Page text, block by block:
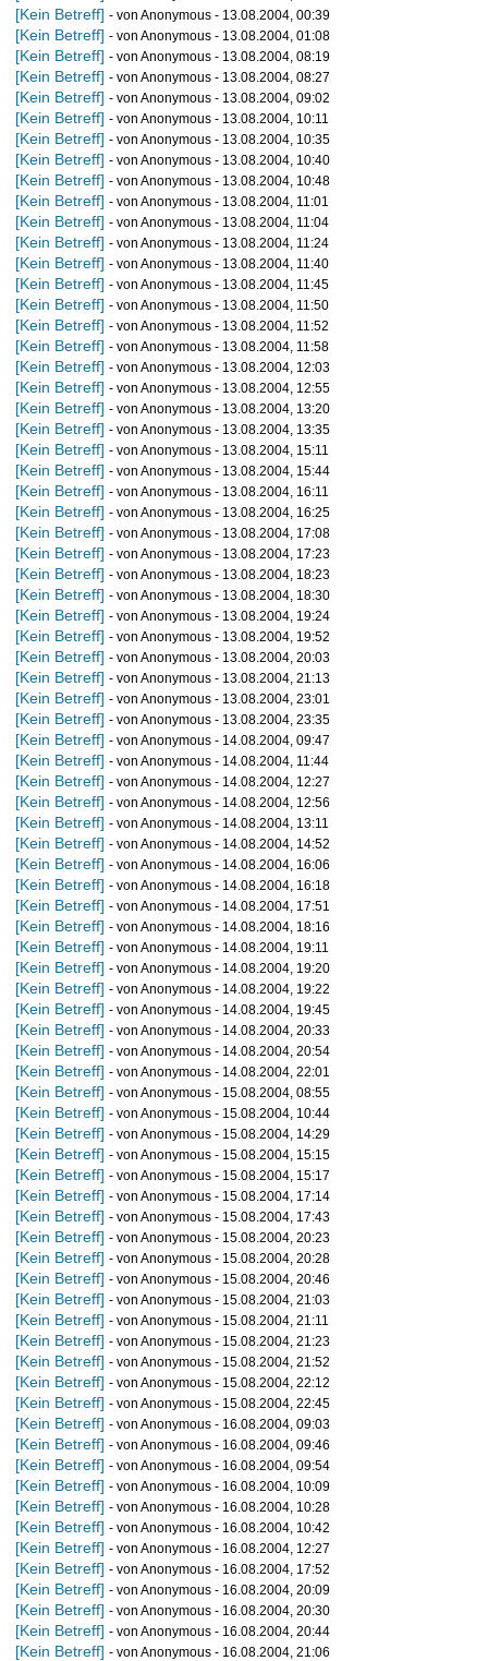
[Kein Betreff] - von Anonymous - 13.08.2004, 00:39
[Kein Betreff] - von Anonymous - 13.08.2004, 01:08
[Kein Betreff] - von Anonymous - 13.08.2004, 08:19
[Kein Betreff] - von Anonymous - 13.08.2004, 08:27
[Kein Betreff] - von Anonymous - 13.08.2004, 09:02
[Kein Betreff] - von Anonymous - 13.08.2004, 10:11
[Kein Betreff] - von Anonymous - 13.08.2004, 10:35
[Kein Betreff] - von Anonymous - 13.08.2004, 10:40
[Kein Betreff] - von Anonymous - 13.08.2004, 10:48
[Kein Betreff] - von Anonymous - 13.08.2004, 11:01
[Kein Betreff] - von Anonymous - 13.08.2004, 11:04
[Kein Betreff] - von Anonymous - 13.08.2004, 11:24
[Kein Betreff] - von Anonymous - 13.08.2004, 11:40
[Kein Betreff] - von Anonymous - 13.08.2004, 11:45
[Kein Betreff] - von Anonymous - 13.08.2004, 11:50
[Kein Betreff] - von Anonymous - 13.08.2004, 11:52
[Kein Betreff] - von Anonymous - 13.08.2004, 11:58
[Kein Betreff] - von Anonymous - 13.08.2004, 12:03
[Kein Betreff] - von Anonymous - 13.08.2004, 12:55
[Kein Betreff] - von Anonymous - 13.08.2004, 13:20
[Kein Betreff] - von Anonymous - 13.08.2004, 13:35
[Kein Betreff] - von Anonymous - 13.08.2004, 15:11
[Kein Betreff] - von Anonymous - 13.08.2004, 15:44
[Kein Betreff] - von Anonymous - 13.08.2004, 16:11
[Kein Betreff] - von Anonymous - 13.08.2004, 16:25
[Kein Betreff] - von Anonymous - 13.08.2004, 17:08
[Kein Betreff] - von Anonymous - 13.08.2004, 17:23
[Kein Betreff] - von Anonymous - 13.08.2004, 18:23
[Kein Betreff] - von Anonymous - 13.08.2004, 18:30
[Kein Betreff] - von Anonymous - 13.08.2004, 19:24
[Kein Betreff] - von Anonymous - 13.08.2004, 19:52
[Kein Betreff] - von Anonymous - 13.08.2004, 20:03
[Kein Betreff] - von Anonymous - 13.08.2004, 21:13
[Kein Betreff] - von Anonymous - 13.08.2004, 23:01
[Kein Betreff] - von Anonymous - 13.08.2004, 23:35
[Kein Betreff] - von Anonymous - 14.08.2004, 09:47
[Kein Betreff] - von Anonymous - 14.08.2004, 11:44
[Kein Betreff] - von Anonymous - 14.08.2004, 12:27
[Kein Betreff] - von Anonymous - 14.08.2004, 12:56
[Kein Betreff] - von Anonymous - 14.08.2004, 13:11
[Kein Betreff] - von Anonymous - 14.08.2004, 14:52
[Kein Betreff] - von Anonymous - 14.08.2004, 16:06
[Kein Betreff] - von Anonymous - 14.08.2004, 16:18
[Kein Betreff] - von Anonymous - 14.08.2004, 17:51
[Kein Betreff] - von Anonymous - 14.08.2004, 18:16
[Kein Betreff] - von Anonymous - 14.08.2004, 19:11
[Kein Betreff] - von Anonymous - 14.08.2004, 19:20
[Kein Betreff] - von Anonymous - 14.08.2004, 19:22
[Kein Betreff] - von Anonymous - 14.08.2004, 19:45
[Kein Betreff] - von Anonymous - 14.08.2004, 20:33
[Kein Betreff] - von Anonymous - 14.08.2004, 20:54
[Kein Betreff] - von Anonymous - 14.08.2004, 22:01
[Kein Betreff] - von Anonymous - 15.08.2004, 08:55
[Kein Betreff] - von Anonymous - 15.08.2004, 10:44
[Kein Betreff] - von Anonymous - 15.08.2004, 14:29
[Kein Betreff] - von Anonymous - 15.08.2004, 15:15
[Kein Betreff] - von Anonymous - 15.08.2004, 15:17
[Kein Betreff] - von Anonymous - 15.08.2004, 17:14
[Kein Betreff] - von Anonymous - 15.08.2004, 17:43
[Kein Betreff] - von Anonymous - 15.08.2004, 20:23
[Kein Betreff] - von Anonymous - 15.08.2004, 20:28
[Kein Betreff] - von Anonymous - 15.08.2004, 20:46
[Kein Betreff] - von Anonymous - 15.08.2004, 21:03
[Kein Betreff] - von Anonymous - 15.08.2004, 21:11
[Kein Betreff] - von Anonymous - 15.08.2004, 21:23
[Kein Betreff] - von Anonymous - 15.08.2004, 21:52
[Kein Betreff] - von Anonymous - 15.08.2004, 22:12
[Kein Betreff] - von Anonymous - 15.08.2004, 22:45
[Kein Betreff] - von Anonymous - 16.08.2004, 09:03
[Kein Betreff] - von Anonymous - 16.08.2004, 09:46
[Kein Betreff] - von Anonymous - 16.08.2004, 09:54
[Kein Betreff] - von Anonymous - 16.08.2004, 10:09
[Kein Betreff] - von Anonymous - 16.08.2004, 10:28
[Kein Betreff] - von Anonymous - 16.08.2004, 10:42
[Kein Betreff] - von Anonymous - 16.08.2004, 12:27
[Kein Betreff] - von Anonymous - 16.08.2004, 17:52
[Kein Betreff] - von Anonymous - 16.08.2004, 20:09
[Kein Betreff] - von Anonymous - 16.08.2004, 20:30
[Kein Betreff] - von Anonymous - 16.08.2004, 20:44
[Kein Betreff] - von Anonymous - 16.08.2004, 21:06